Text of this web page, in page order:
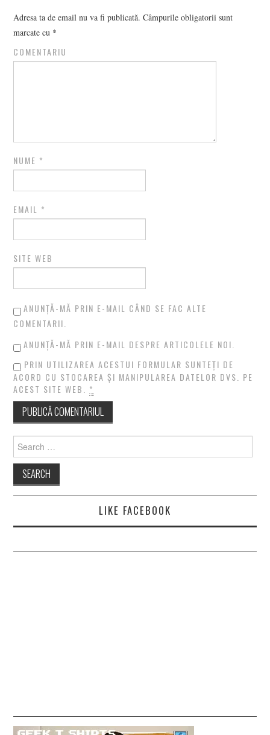
Adresa ta de email nu va fi publicată. Câmpurile obligatorii sunt
marcate cu *
COMENTARIU
NUME *
EMAIL *
SITE WEB
ANUNȚĂ-MĂ PRIN E-MAIL CÂND SE FAC ALTE
COMENTARII.
ANUNȚĂ-MĂ PRIN E-MAIL DESPRE ARTICOLELE NOI.
PRIN UTILIZAREA ACESTUI FORMULAR SUNTEȚI DE
ACORD CU STOCAREA ȘI MANIPULAREA DATELOR DVS. PE
ACEST SITE WEB. *
Search
for:
LIKE FACEBOOK